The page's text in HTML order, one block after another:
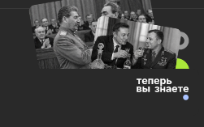
Все права защищены.